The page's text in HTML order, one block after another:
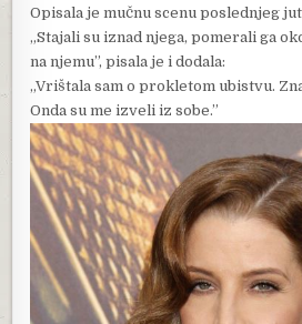
Opisala je mučnu scenu poslednjeg
„Stajali su iznad njega, pomerali ga
na njemu”, pisala je i dodala:
„Vrištala sam o prokletom ubistvu.
Onda su me izveli iz sobe.”